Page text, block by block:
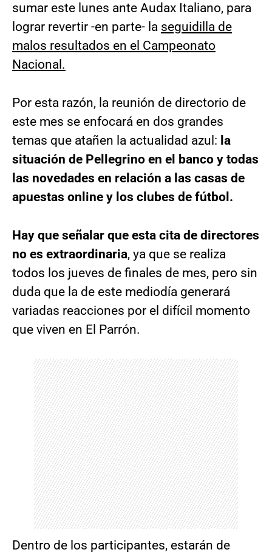
sumar este lunes ante Audax Italiano, para
lograr revertir -en parte- la seguidilla de
malos resultados en el Campeonato
Nacional.
Por esta razón, la reunión de directorio de
este mes se enfocará en dos grandes
temas que atañen la actualidad azul: la
situación de Pellegrino en el banco y todas
las novedades en relación a las casas de
apuestas online y los clubes de fútbol.
Hay que señalar que esta cita de directores
no es extraordinaria, ya que se realiza
todos los jueves de finales de mes, pero sin
duda que la de este mediodía generará
variadas reacciones por el difícil momento
que viven en El Parrón.
Dentro de los participantes, estarán de